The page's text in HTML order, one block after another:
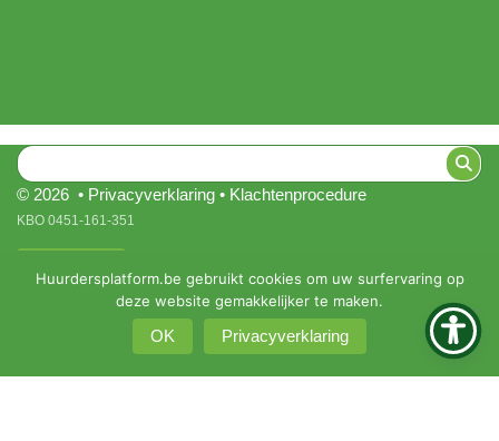
© 2026 • Privacyverklaring • Klachtenprocedure
KBO 0451-161-351
Huurdersplatform.be gebruikt cookies om uw surfervaring op
deze website gemakkelijker te maken.
OK Privacyverklaring